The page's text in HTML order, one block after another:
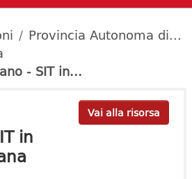
Provincia Autonoma di...
- SIT in...
Vai alla risorsa
in